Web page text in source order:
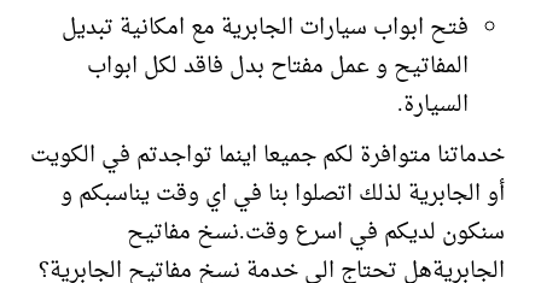
فتح ابواب سيارات الجابرية مع امكانية تبديل
المفاتيح و عمل مفتاح بدل فاقد لكل ابواب
السيارة.
خدماتنا متوافرة لكم جميعا اينما تواجدتم في الكويت
أو الجابرية لذلك اتصلوا بنا في اي وقت يناسبكم و
سنكون لديكم في اسرع وقت.نسخ مفاتيح
الجابريةهل تحتاج الى خدمة نسخ مفاتيح الجابرية؟